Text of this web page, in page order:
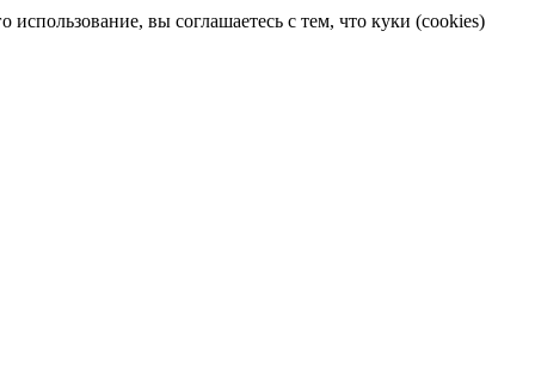
вы соглашаетесь с тем, что куки (cookies)